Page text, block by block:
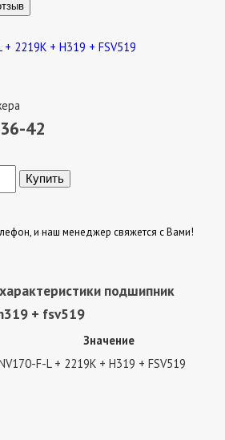
отзыв
42
и наш менеджер свяжется с Вами!
подшипник
+ fsv519
Значение
F-L + 2219K + H319 + FSV519